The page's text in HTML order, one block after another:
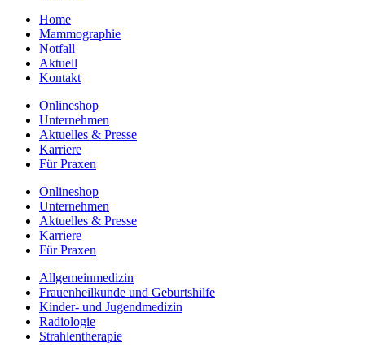
Home
Mammographie
Notfall
Aktuell
Kontakt
Onlineshop
Unternehmen
Aktuelles & Presse
Karriere
Für Praxen
Onlineshop
Unternehmen
Aktuelles & Presse
Karriere
Für Praxen
Allgemeinmedizin
Frauenheilkunde und Geburtshilfe
Kinder- und Jugendmedizin
Radiologie
Strahlentherapie